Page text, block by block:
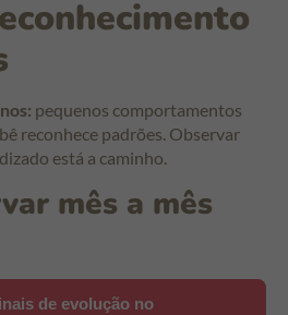
pequenos comportamentos
reconhece padrões. Observar
está a caminho.
mês a mês
de evolução no